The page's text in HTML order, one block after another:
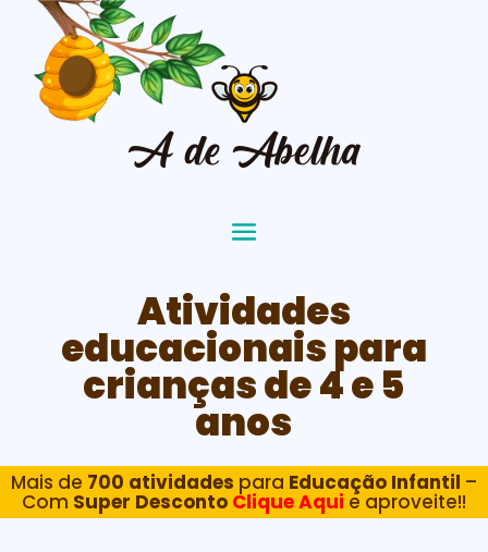
Atividades
educacionais para
crianças de 4 e 5
anos
Mais de 700 atividades para Educação Infantil –
Com Super Desconto Clique Aqui e aproveite!!